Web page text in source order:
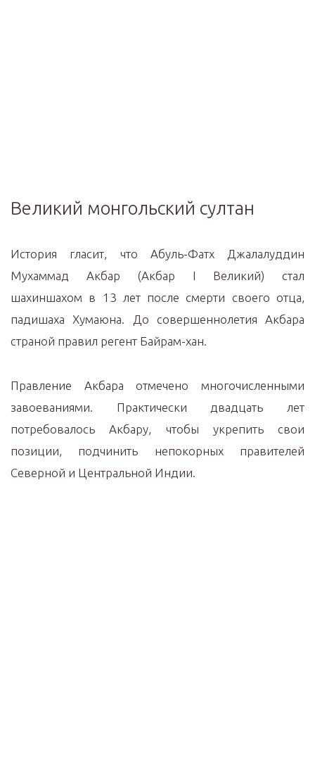
Великий монгольский султан
История гласит, что Абуль-Фатх Джалалуддин
Мухаммад Акбар (Акбар I Великий) стал
шахиншахом в 13 лет после смерти своего отца,
падишаха Хумаюна. До совершеннолетия Акбара
страной правил регент Байрам-хан.
Правление Акбара отмечено многочисленными
завоеваниями. Практически двадцать лет
потребовалось Акбару, чтобы укрепить свои
позиции, подчинить непокорных правителей
Северной и Центральной Индии.